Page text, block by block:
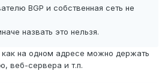
BGP и собственная сеть не
назвать это нельзя.
как на одном адресе можно держать
веб-сервера и т.п.